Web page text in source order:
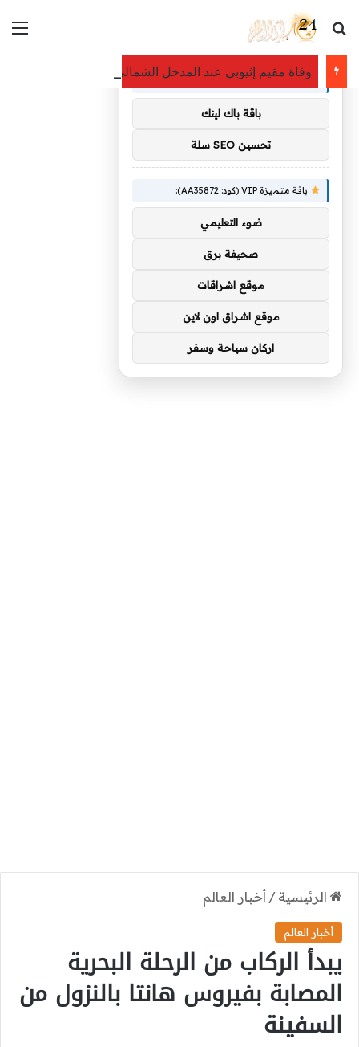
بحث عن
وفاة مقيم إثيوبي عند المدخل الشمالي لمحافظة الأفلاج
الرئيسية / أخبار العالم
أخبار العالم
يبدأ الركاب من الرحلة البحرية
المصابة بفيروس هانتا بالنزول من
السفينة
توصيات :
باقة متميزة VIP (كود: AA11138):
باقة باك لينك
تحسين SEO سلة
باقة متميزة VIP (كود: AA35872):
ضوء التعليمي
صحيفة برق
موقع اشراقات
موقع اشراق اون لاين
اركان سياحة وسفر